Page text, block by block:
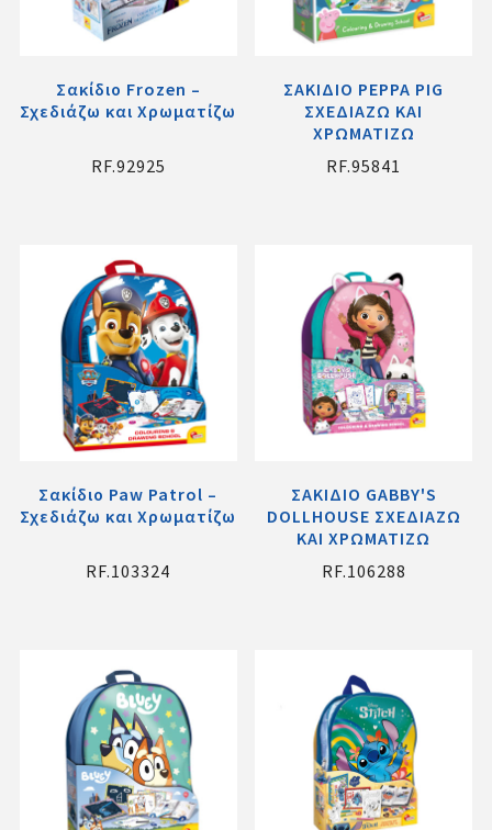
Σακίδιο Frozen –
Σχεδιάζω και Χρωματίζω
RF.92925
ΣΑΚΙΔΙΟ PEPPA PIG
ΣΧΕΔΙΑΖΩ ΚΑΙ
ΧΡΩΜΑΤΙΖΩ
RF.95841
Σακίδιο Paw Patrol –
Σχεδιάζω και Χρωματίζω
RF.103324
ΣΑΚΙΔΙΟ GABBY'S
DOLLHOUSE ΣΧΕΔΙΑΖΩ
ΚΑΙ ΧΡΩΜΑΤΙΖΩ
RF.106288